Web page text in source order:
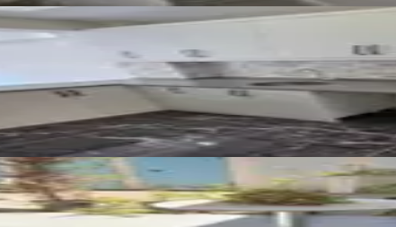
Yakını 3+1 Daire, 110m², Full Bakımlı Arakat
Mahallesi
·2. Kat ·08.08.2026
Yakını Bahçeli 2+1 Masrafsız Daire
Reis Mahallesi